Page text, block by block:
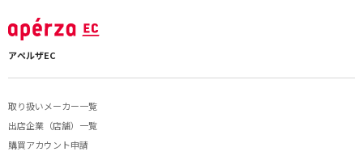
アペルザEC
取り扱いメーカー一覧
出店企業（店舗）一覧
購買アカウント申請